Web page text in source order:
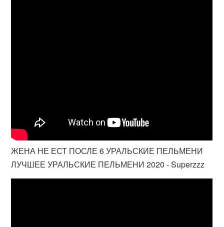
ЖЕНА НЕ ЕСТ ПОСЛЕ 6 УРАЛЬСКИЕ ПЕЛЬМЕНИ
ЛУЧШЕЕ УРАЛЬСКИЕ ПЕЛЬМЕНИ 2020 - Superzzz